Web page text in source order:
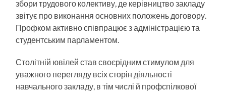
збори трудового колективу, де керівництво закладу
звітує про виконання основних положень договору.
Профком активно співпрацює з адміністрацією та
студентським парламентом.
Столітній ювілей став своєрідним стимулом для
уважного перегляду всіх сторін діяльності
навчального закладу, в тім числі й профспілкової